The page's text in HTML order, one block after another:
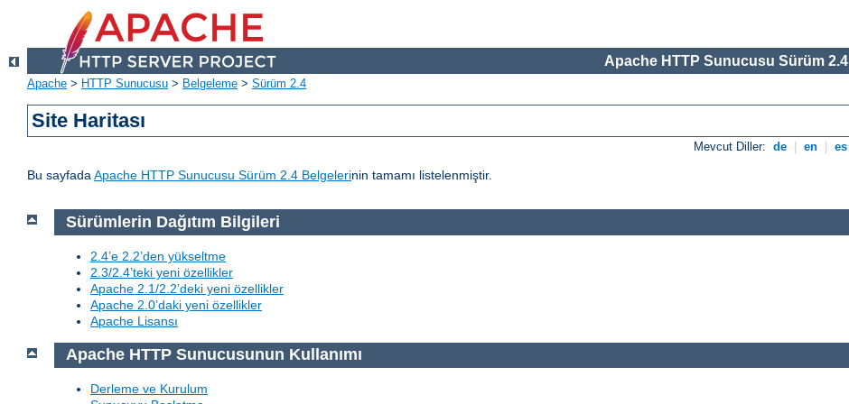
Apache HTTP Sunucusu Sürüm 2.4
Apache > HTTP Sunucusu > Belgeleme > Sürüm 2.4
Site Haritası
Mevcut Diller: de en es
Bu sayfadaApache HTTP Sunucusu Sürüm 2.4 Belgelerinin tamamı listelenmiştir.
Sürümlerin Dağıtım Bilgileri
2.4’e 2.2’den yükseltme
2.3/2.4’teki yeni özellikler
Apache 2.1/2.2’deki yeni özellikler
Apache 2.0’daki yeni özellikler
Apache Lisansı
Apache HTTP Sunucusunun Kullanımı
Derleme ve Kurulum